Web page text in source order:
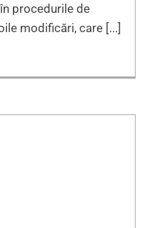
procedurile de
modificări, care [...]